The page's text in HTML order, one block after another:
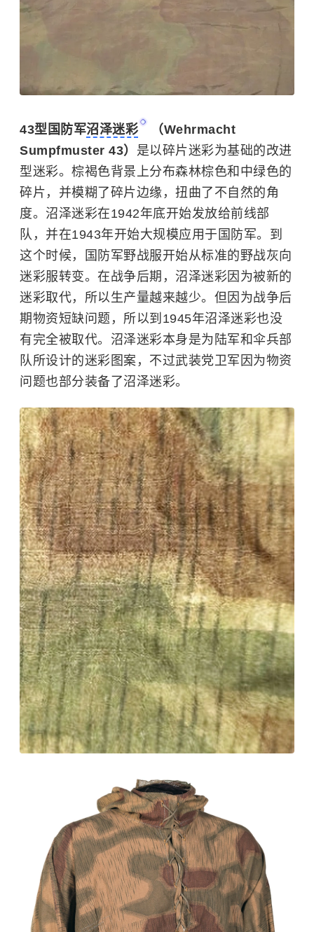
43型国防军沼泽迷彩
（Wehrmacht
Sumpfmuster 43） 是以碎片迷彩为基础的改进
型迷彩。棕褐色背景上分布森林棕色和中绿色的
碎片，并模糊了碎片边缘，扭曲了不自然的角
度。沼泽迷彩在1942年底开始发放给前线部
队，并在1943年开始大规模应用于国防军。到
这个时候，国防军野战服开始从标准的野战灰向
迷彩服转变。在战争后期，沼泽迷彩因为被新的
迷彩取代，所以生产量越来越少。但因为战争后
期物资短缺问题，所以到1945年沼泽迷彩也没
有完全被取代。沼泽迷彩本身是为陆军和伞兵部
队所设计的迷彩图案，不过武装党卫军因为物资
问题也部分装备了沼泽迷彩。